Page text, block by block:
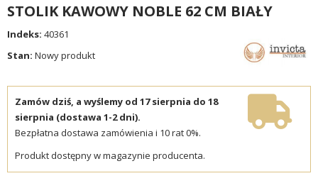
STOLIK KAWOWY NOBLE 62 CM BIAŁY
Indeks: 40361
Stan: Nowy produkt
Zamów dziś, a wyślemy od 17 sierpnia do 18
sierpnia (dostawa 1-2 dni).
Bezpłatna dostawa zamówienia i 10 rat 0%.
Produkt dostępny w magazynie producenta.